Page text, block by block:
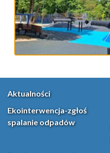
Aktualności
Ekointerwencja-zgłoś
spalanie odpadów